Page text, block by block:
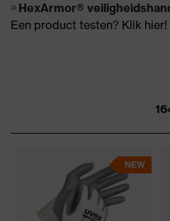
HexArmor®
Een product testen? Klik hier!
NEW